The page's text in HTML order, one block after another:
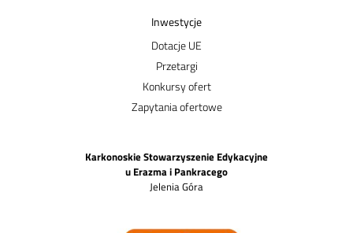
Inwestycje
Dotacje UE
Przetargi
Konkursy ofert
Zapytania ofertowe
Karkonoskie Stowarzyszenie Edykacyjne
u Erazma i Pankracego
Jelenia Góra